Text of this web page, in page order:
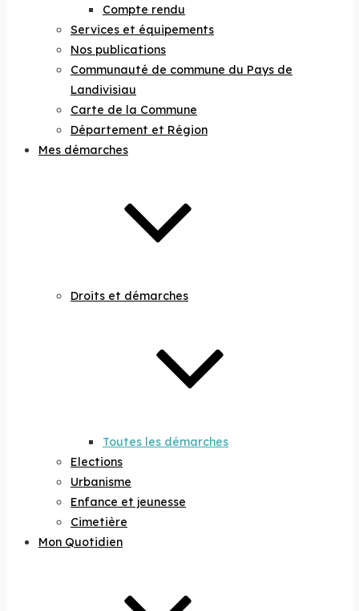
Compte rendu
Services et équipements
Nos publications
Communauté de commune du Pays de
Landivisiau
Carte de la Commune
Département et Région
Mes démarches
Droits et démarches
Toutes les démarches
Elections
Urbanisme
Enfance et jeunesse
Cimetière
Mon Quotidien